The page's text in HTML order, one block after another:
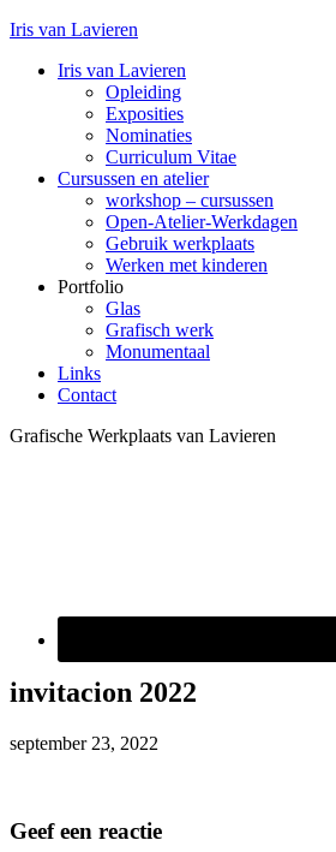
Iris van Lavieren
Iris van Lavieren
Opleiding
Exposities
Nominaties
Curriculum Vitae
Cursussen en atelier
workshop – cursussen
Open-Atelier-Werkdagen
Gebruik werkplaats
Werken met kinderen
Portfolio
Glas
Grafisch werk
Monumentaal
Links
Contact
Grafische Werkplaats van Lavieren
invitacion 2022
september 23, 2022
Geef een reactie